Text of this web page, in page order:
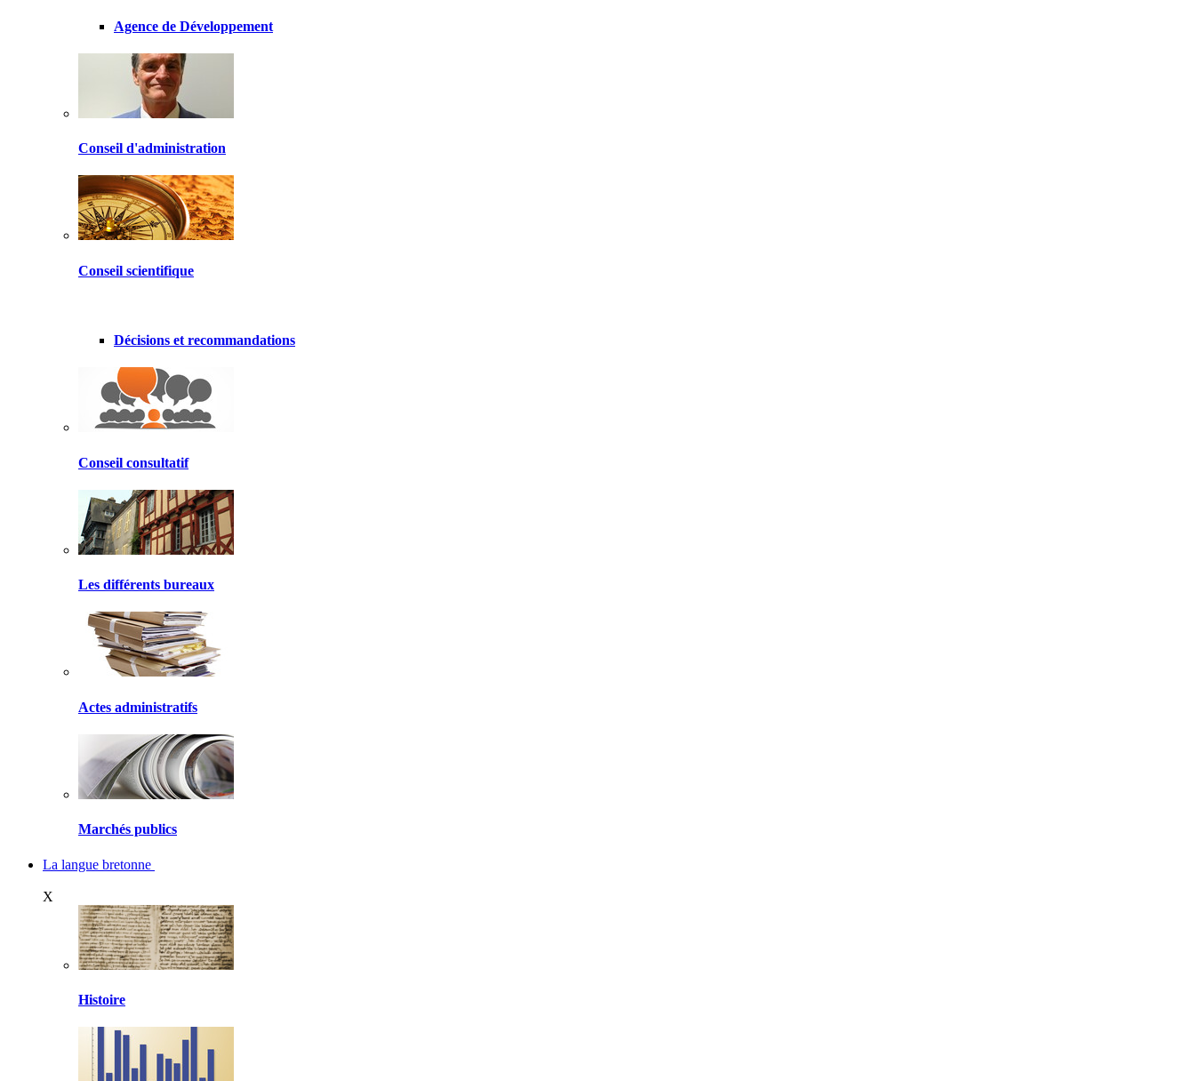
Agence de Développement
Conseil d'administration
Conseil scientifique
Décisions et recommandations
Conseil consultatif
Les différents bureaux
Actes administratifs
Marchés publics
La langue bretonne
X
Histoire